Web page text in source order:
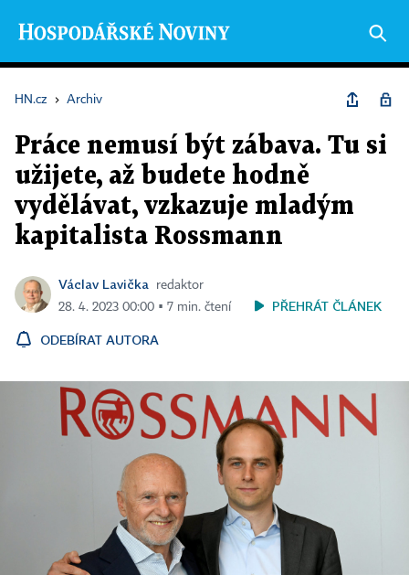
HN.cz › Archiv
Práce nemusí být zábava. Tu si
užijete, až budete hodně
vydělávat, vzkazuje mladým
kapitalista Rossmann
Václav Lavička
redaktor
28. 4. 2023 00:00 ▪ 7 min. čtení
PŘEHRÁT ČLÁNEK
ODEBÍRAT AUTORA